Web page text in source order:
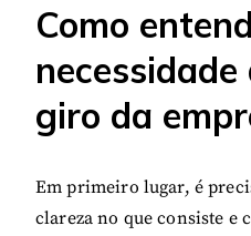
Como
giro da
Em primeiro lugar, é
clareza no que consiste e